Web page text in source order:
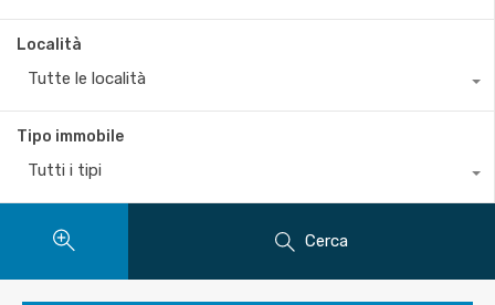
Località
Tutte le località
Tipo immobile
Tutti i tipi
Cerca